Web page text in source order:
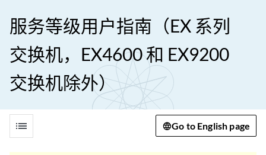
服务等级用户指南（EX 系列
交换机，EX4600 和 EX9200
交换机除外）
list Go to English page